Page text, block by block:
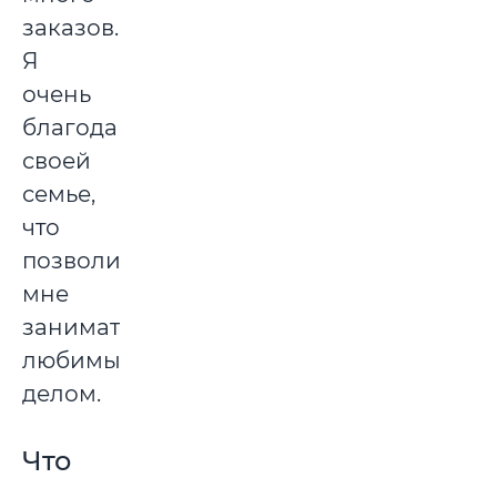
заказов.
Я
очень
благодарна
своей
семье,
что
позволили
мне
заниматься
любимым
делом.
Что